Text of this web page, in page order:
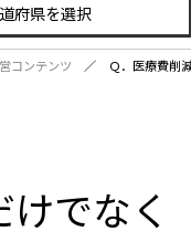
コンテンツ Ｑ．医療費削
でなく